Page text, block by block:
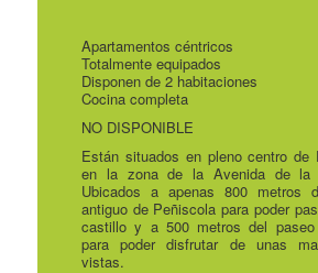
Apartamentos céntricos
Totalmente equipados
Disponen de 2 habitaciones
Cocina completa
NO DISPONIBLE
Están situados en pleno centro de
en la zona de la Avenida de la
Ubicados a apenas 800 metros
antiguo de Peñiscola para poder
castillo y a 500 metros del paseo
para poder disfrutar de unas
vistas.